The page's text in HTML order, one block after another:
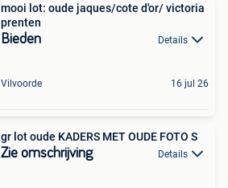
mooi lot: oude jaques/cote d'or/ victoria
prenten
Bieden Details
Vilvoorde 16 jul 26
gr lot oude KADERS MET OUDE FOTO S
Zie omschrijving Details